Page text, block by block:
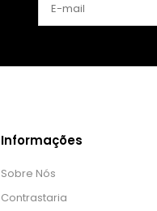
Informações
Sobre Nós
Contrastaria